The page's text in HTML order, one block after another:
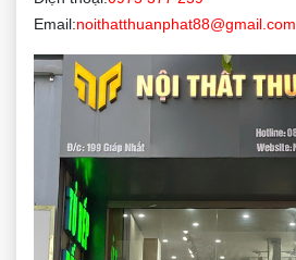
Email:noithatthuanphat88@gmail.com